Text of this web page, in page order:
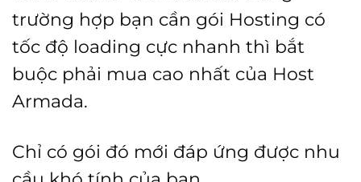
trường hợp bạn cần gói Hosting có
tốc độ loading cực nhanh thì bắt
buộc phải mua cao nhất của Host
Armada.
Chỉ có gói đó mới đáp ứng được nhu